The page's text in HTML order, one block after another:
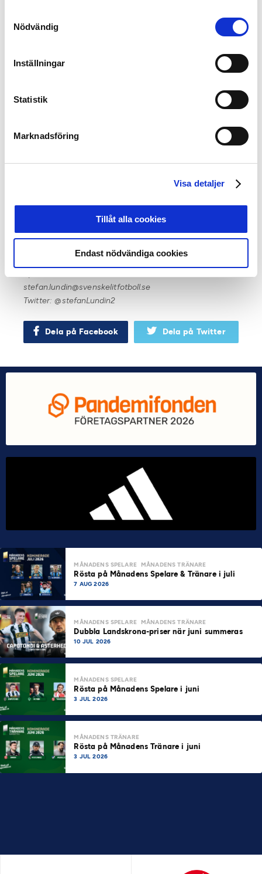
Nödvändig
Inställningar
Statistik
Marknadsföring
Visa detaljer
Tillåt alla cookies
Endast nödvändiga cookies
stanna i svensk fotboll så kräver också att de svenska
klubbarnas akademiverksamhet förädlas. Något som vi
erkännas att det finns situationer där en utlandsflytt i
Vi måste alltså bygga vår liga, både själva slutprodukten
trovärdiga och motivera varför spelare ska stå emot
lockelser till akademier i utländska klubbar. Arbetet
kan hitta ett samarbete med agenter som delar vår syn
på spelarens karriärsval.
stefan.lundin@svenskelitfotboll.se
Twitter: @stefanLundin2
Dela på Facebook Dela på Twitter
MÅNADENS SPELARE MÅNADENS TRÄNARE
Rösta på Månadens Spelare & Tränare i juli
7 AUG 2026
MÅNADENS SPELARE MÅNADENS TRÄNARE
Dubbla Landskrona-priser när juni summeras
10 JUL 2026
MÅNADENS SPELARE
Rösta på Månadens Spelare i juni
3 JUL 2026
MÅNADENS TRÄNARE
Rösta på Månadens Tränare i juni
3 JUL 2026